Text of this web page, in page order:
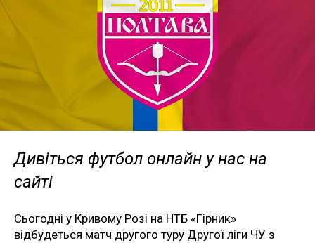
Дивіться футбол онлайн у нас на
сайті
Сьогодні у Кривому Розі на НТБ «Гірник»
відбудеться матч другого туру Другої ліги ЧУ з